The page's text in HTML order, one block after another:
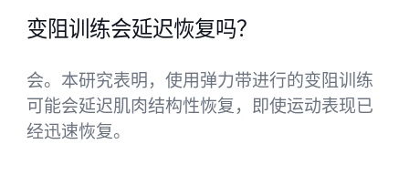
变阻训练会延迟恢复吗？
会。本研究表明，使用弹力带进行的变阻训练
可能会延迟肌肉结构性恢复，即使运动表现已
经迅速恢复。